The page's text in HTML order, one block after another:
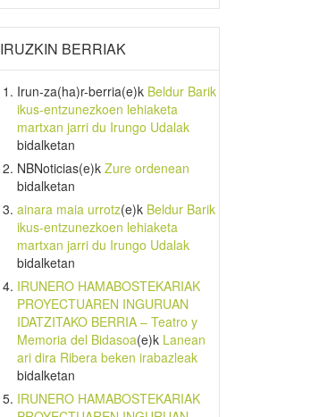
IRUZKIN BERRIAK
Irun-za(ha)r-berria(e)k Beldur Barik
ikus-entzunezkoen lehiaketa
martxan jarri du Irungo Udalak
bidalketan
NBNoticias(e)k Zure ordenean
bidalketan
ainara maia urrotz(e)k Beldur Barik
ikus-entzunezkoen lehiaketa
martxan jarri du Irungo Udalak
bidalketan
IRUNERO HAMABOSTEKARIAK
PROYECTUAREN INGURUAN
IDATZITAKO BERRIA – Teatro y
Memoria del Bidasoa(e)k Lanean
ari dira Ribera beken irabazleak
bidalketan
IRUNERO HAMABOSTEKARIAK